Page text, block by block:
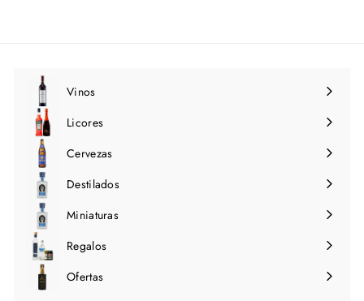
Vinos
Expandir
menú
Licores
Expandir
menú
Cervezas
Expandir
menú
Destilados
Expandir
menú
Miniaturas
Regalos
Ofertas